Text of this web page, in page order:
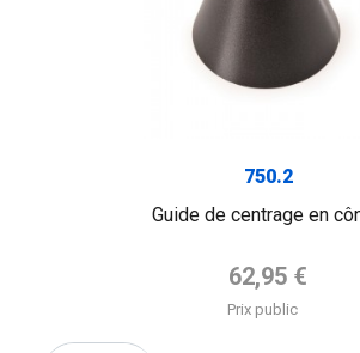
750.2
Guide de centrage en
Prix de
62,95 €
Prix public